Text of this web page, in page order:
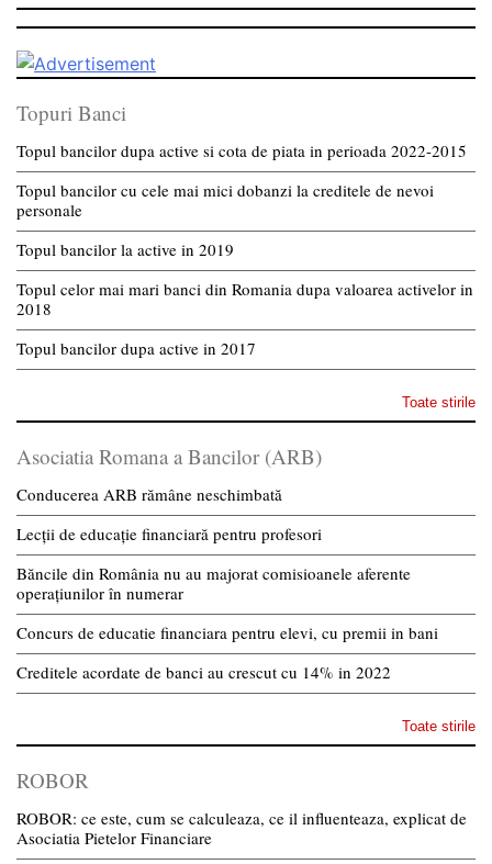
Topuri Banci
Topul bancilor dupa active si cota de piata in perioada 2022-2015
Topul bancilor cu cele mai mici dobanzi la creditele de nevoi
personale
Topul bancilor la active in 2019
Topul celor mai mari banci din Romania dupa valoarea activelor in
2018
Topul bancilor dupa active in 2017
Toate stirile
Asociatia Romana a Bancilor (ARB)
Conducerea ARB rămâne neschimbată
Lecții de educație financiară pentru profesori
Băncile din România nu au majorat comisioanele aferente
operațiunilor în numerar
Concurs de educatie financiara pentru elevi, cu premii in bani
Creditele acordate de banci au crescut cu 14% in 2022
Toate stirile
ROBOR
ROBOR: ce este, cum se calculeaza, ce il influenteaza, explicat de
Asociatia Pietelor Financiare